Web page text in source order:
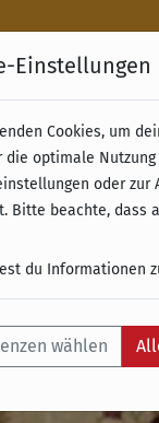
Kostenloser Versand
Einstellungen
Cookies, um
die optimale
oder zur
Bitte beachte, dass
du Informationen
wählen